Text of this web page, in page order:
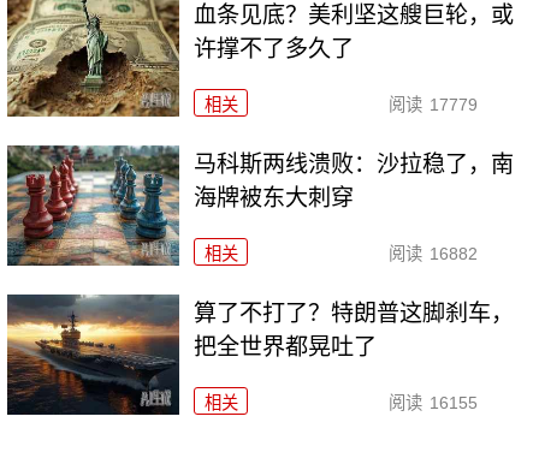
血条见底？美利坚这艘巨轮，或
许撑不了多久了
相关 阅读 17779
马科斯两线溃败：沙拉稳了，南
海牌被东大刺穿
相关 阅读 16882
算了不打了？特朗普这脚刹车，
把全世界都晃吐了
相关 阅读 16155